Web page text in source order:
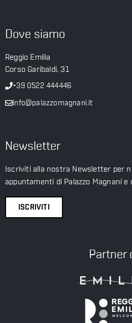
Dove siamo
Reggio Emilia
Corso Garibaldi, 31
+39 0522 444446
info@palazzomagnani.it
Newsletter
Iscriviti alla nostra Newsletter per
appuntamenti di Palazzo Magnani e
ISCRIVITI
Partner